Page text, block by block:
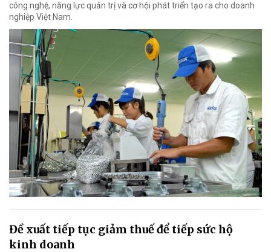
công nghệ, năng lực quản trị và cơ hội phát triển tạo ra cho doanh
nghiệp Việt Nam.
Đề xuất tiếp tục giảm thuế để tiếp sức hộ
kinh doanh